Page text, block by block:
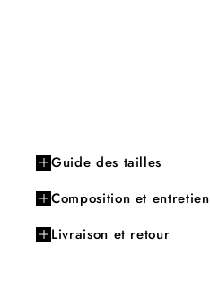
Guide des tailles
Composition et entretien
Livraison et retour